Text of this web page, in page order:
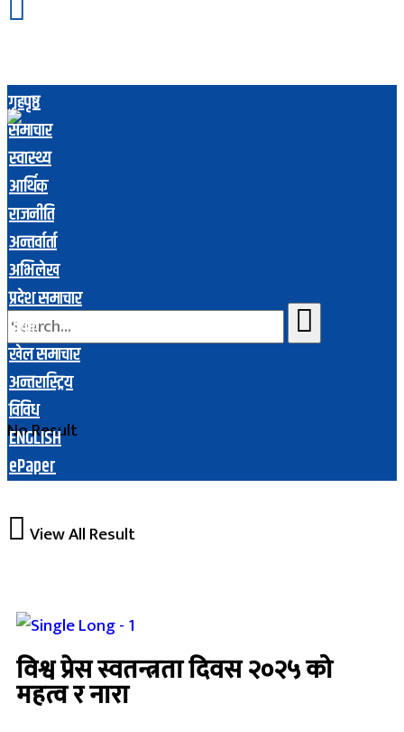
No Result
View All Result
गृहपृष्ठ
समाचार
स्वास्थ्य
आर्थिक
राजनीति
अन्तर्वार्ता
अभिलेख
प्रदेश समाचार
रोचक
खेल समाचार
अन्तरास्ट्रिय
विविध
ENGLISH
ePaper
विश्व प्रेस स्वतन्त्रता दिवस २०२५ को
महत्व र नारा